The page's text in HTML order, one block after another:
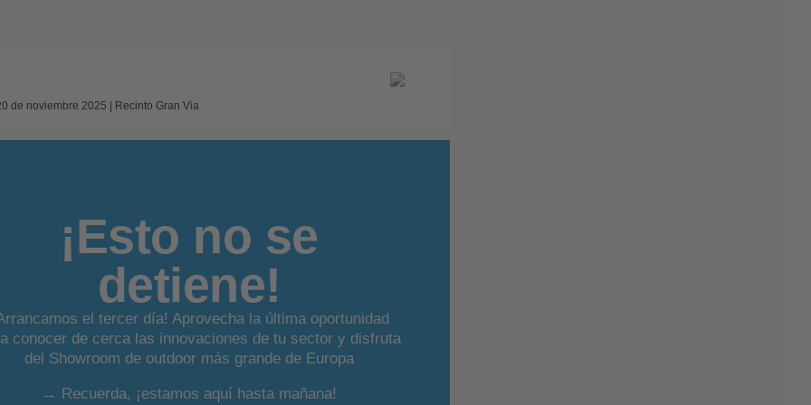
de noviembre 2025 | Recinto Gran Via
¡Esto no se
detiene!
el tercer día! Aprovecha la última oportunidad
conocer de cerca las innovaciones de tu sector y disfruta
del Showroom de outdoor más grande de Europa
→ Recuerda, ¡estamos aquí hasta mañana!